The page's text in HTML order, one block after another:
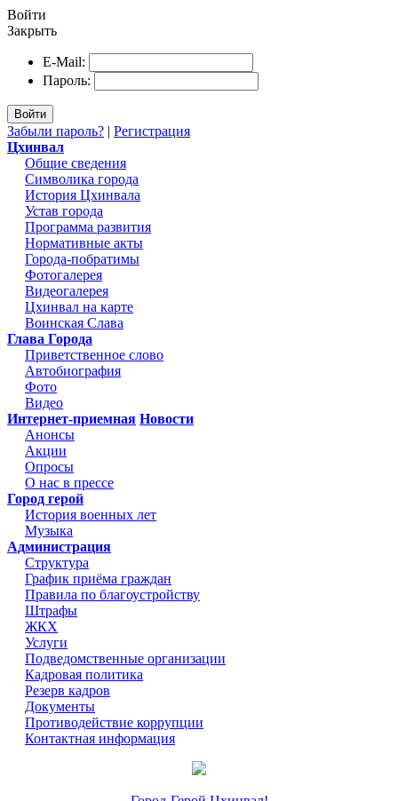
Войти
Закрыть
E-Mail:
Пароль:
Войти
Забыли пароль? | Регистрация
Цхинвал
Общие сведения
Символика города
История Цхинвала
Устав города
Программа развития
Нормативные акты
Города-побратимы
Фотогалерея
Видеогалерея
Цхинвал на карте
Воинская Слава
Глава Города
Приветственное слово
Автобиография
Фото
Видео
Интернет-приемная Новости
Анонсы
Акции
Опросы
О нас в прессе
Город герой
История военных лет
Музыка
Администрация
Структура
График приёма граждан
Правила по благоустройству
Штрафы
ЖКХ
Услуги
Подведомственные организации
Кадровая политика
Резерв кадров
Документы
Противодействие коррупции
Контактная информация